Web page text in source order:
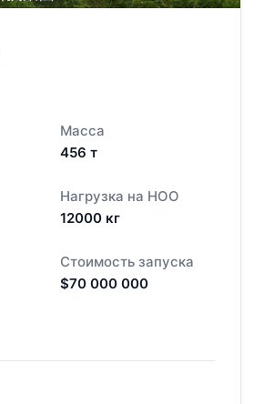
Масса
456 т
Нагрузка на НОО
12000 кг
Стоимость запуска
$70 000 000